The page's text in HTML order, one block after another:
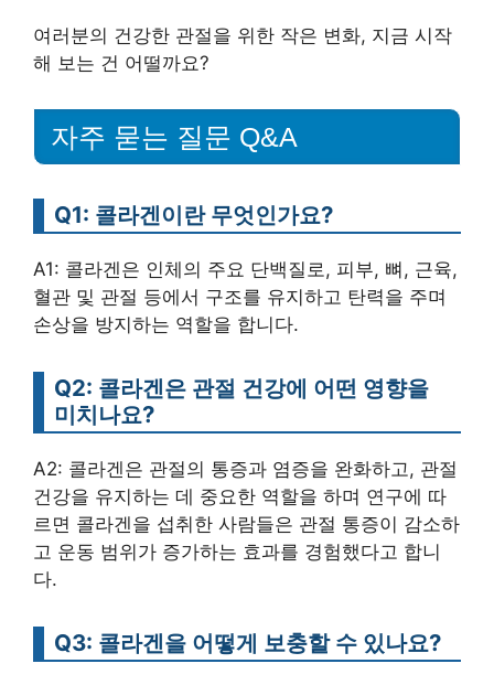
여러분의 건강한 관절을 위한 작은 변화, 지금 시작
해 보는 건 어떨까요?
자주 묻는 질문 Q&A
Q1: 콜라겐이란 무엇인가요?
A1: 콜라겐은 인체의 주요 단백질로, 피부, 뼈, 근육,
혈관 및 관절 등에서 구조를 유지하고 탄력을 주며
손상을 방지하는 역할을 합니다.
Q2: 콜라겐은 관절 건강에 어떤 영향을
미치나요?
A2: 콜라겐은 관절의 통증과 염증을 완화하고, 관절
건강을 유지하는 데 중요한 역할을 하며 연구에 따
르면 콜라겐을 섭취한 사람들은 관절 통증이 감소하
고 운동 범위가 증가하는 효과를 경험했다고 합니
다.
Q3: 콜라겐을 어떻게 보충할 수 있나요?